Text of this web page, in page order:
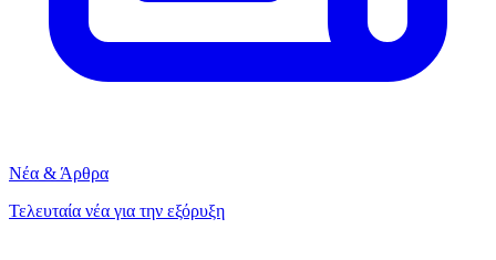
Νέα & Άρθρα
Τελευταία νέα για την εξόρυξη